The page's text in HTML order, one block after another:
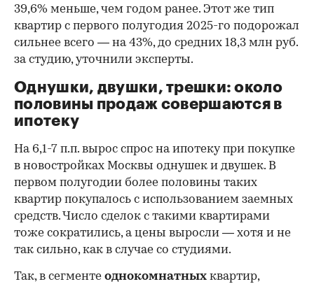
00:00 / 00:00
39,6% меньше, чем годом ранее. Этот же тип
квартир с первого полугодия 2025-го подорожал
сильнее всего — на 43%, до средних 18,3 млн руб.
за студию, уточнили эксперты.
Однушки, двушки, трешки: около
половины продаж совершаются в
ипотеку
На 6,1-7 п.п. вырос спрос на ипотеку при покупке
в новостройках Москвы однушек и двушек. В
первом полугодии более половины таких
квартир покупалось с использованием заемных
средств. Число сделок с такими квартирами
тоже сократились, а цены выросли — хотя и не
так сильно, как в случае со студиями.
Так, в сегменте однокомнатных квартир,